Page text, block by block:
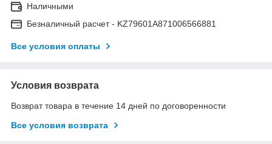
Наличными
Безналичный расчет - KZ79601A871006566881
Все условия оплаты
Условия возврата
Возврат товара в течение 14 дней по договоренности
Все условия возврата